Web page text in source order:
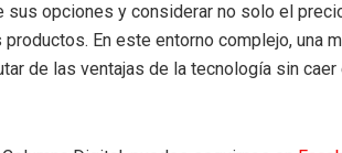
sus opciones y considerar no solo el
productos. En este entorno complejo, una
de las ventajas de la tecnología sin